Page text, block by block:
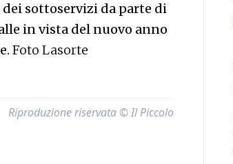
sottoservizi da parte di
in vista del nuovo anno
Foto Lasorte
Riproduzione riservata © Il Piccolo